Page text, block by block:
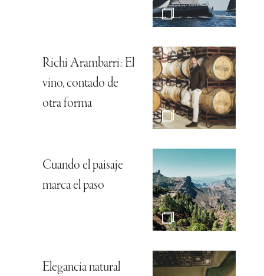
Richi Arambarri: El
vino, contado de
otra forma
Cuando el paisaje
marca el paso
Elegancia natural